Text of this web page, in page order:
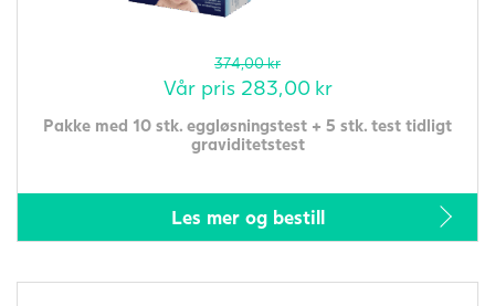
374,00kr
Vår pris 283,00 kr
Pakke med 10 stk. eggløsningstest + 5 stk. test tidligt
graviditetstest
Les mer og bestill